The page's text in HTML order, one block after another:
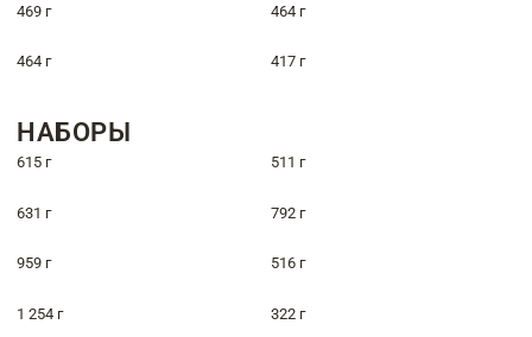
469 г 464 г
464 г 417 г
НАБОРЫ
615 г 511 г
631 г 792 г
959 г 516 г
1 254 г 322 г